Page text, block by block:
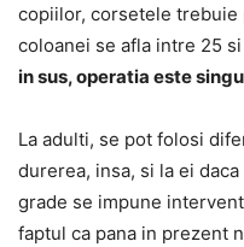
copiilor, corsetele
coloanei se afla intre 25
in sus, operatia este
La adulti, se pot folosi
durerea, insa, si la ei
grade se impune
faptul ca pana in prezent